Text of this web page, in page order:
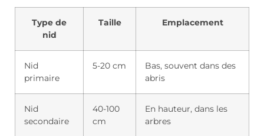
Type de
nid
Taille Emplacement
Nid
primaire
5-20 cm
Bas, souvent dans des
abris
Nid
secondaire
40-100
cm
En hauteur, dans les
arbres